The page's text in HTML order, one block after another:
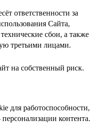
ответственности за
Сайта,
сбои, а также
третьими лицами.
на собственный риск.
для работоспособности,
контента.